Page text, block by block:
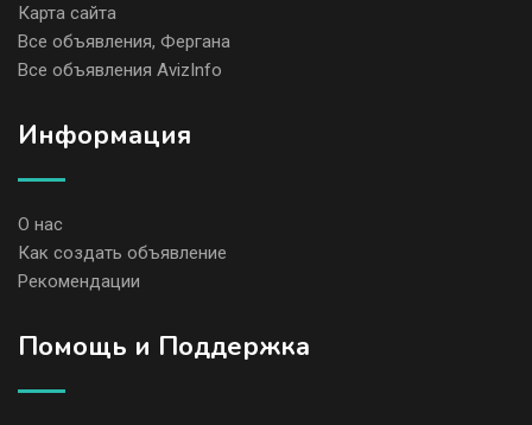
Карта сайта
Все объявления, Фергана
Все объявления AvizInfo
Информация
О нас
Как создать объявление
Рекомендации
Помощь и Поддержка